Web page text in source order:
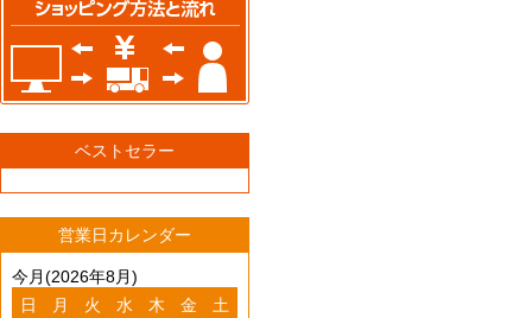
ベストセラー
営業日カレンダー
今月(2026年8月)
日
月 火 水 木 金
土